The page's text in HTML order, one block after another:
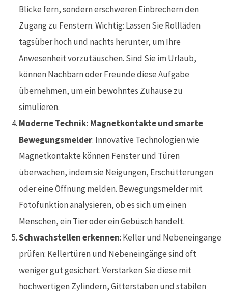
Blicke fern, sondern erschweren Einbrechern den
Zugang zu Fenstern. Wichtig: Lassen Sie Rollläden
tagsüber hoch und nachts herunter, um Ihre
Anwesenheit vorzutäuschen. Sind Sie im Urlaub,
können Nachbarn oder Freunde diese Aufgabe
übernehmen, um ein bewohntes Zuhause zu
simulieren.
Moderne Technik: Magnetkontakte und smarte
Bewegungsmelder: Innovative Technologien wie
Magnetkontakte können Fenster und Türen
überwachen, indem sie Neigungen, Erschütterungen
oder eine Öffnung melden. Bewegungsmelder mit
Fotofunktion analysieren, ob es sich um einen
Menschen, ein Tier oder ein Gebüsch handelt.
Schwachstellen erkennen: Keller und Nebeneingänge
prüfen: Kellertüren und Nebeneingänge sind oft
weniger gut gesichert. Verstärken Sie diese mit
hochwertigen Zylindern, Gitterstäben und stabilen